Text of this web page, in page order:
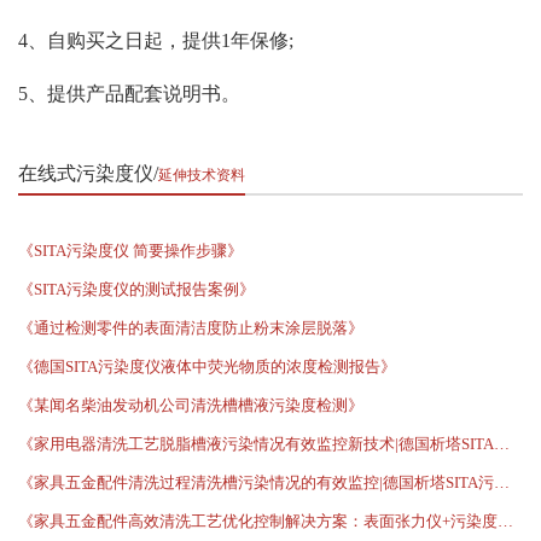
4、自购买之日起，提供1年保修;
5、提供产品配套说明书。
在线式污染度仪 延伸技术资料
《SITA污染度仪 简要操作步骤》
《SITA污染度仪的测试报告案例》
《通过检测零件的表面清洁度防止粉末涂层脱落》
《德国SITA污染度仪液体中荧光物质的浓度检测报告》
《某闻名柴油发动机公司清洗槽槽液污染度检测》
《家用电器清洗工艺脱脂槽液污染情况有效监控新技术|德国析塔SITA污染度仪》
《家具五金配件清洗过程清洗槽污染情况的有效监控|德国析塔SITA污染度测试仪》
《家具五金配件高效清洗工艺优化控制解决方案：表面张力仪+污染度仪+清洁度仪（含客户案例）》